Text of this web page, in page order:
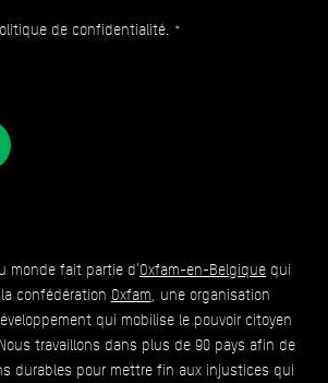
de confidentialité. *
monde fait partie d'Oxfam-en-Belgique qui
confédération Oxfam, une organisation
qui mobilise le pouvoir citoyen
travaillons dans plus de 90 pays afin de
durables pour mettre fin aux injustices qui